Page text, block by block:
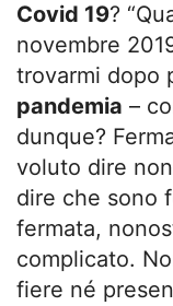
Covid 19?
novembre
trovarmi dopo
pandemia –
dunque?
voluto dire
dire che sono
fermata,
complicato.
fiere né